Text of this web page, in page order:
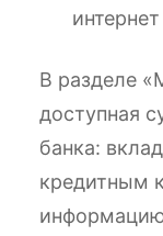
В разделе
доступная
банка:
кредитным
информацию